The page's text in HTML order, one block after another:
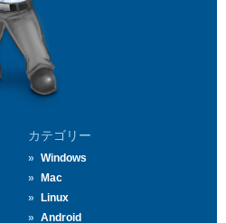
カテゴリー
Windows
Mac
Linux
Android